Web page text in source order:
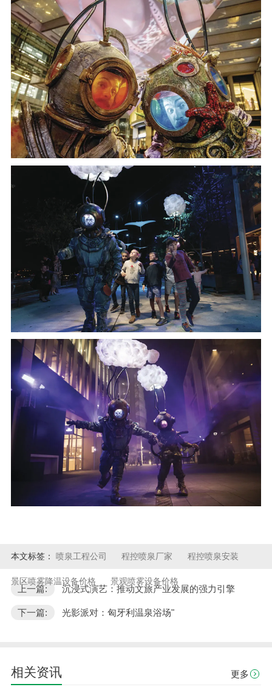
本文标签： 喷泉工程公司 程控喷泉厂家 程控喷泉安装
景区喷雾降温设备价格 景观喷雾设备价格
上一篇: 沉浸式演艺：推动文旅产业发展的强力引擎
下一篇: 光影派对：匈牙利温泉浴场"
相关资讯 更多